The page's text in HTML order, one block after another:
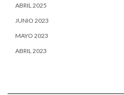
ABRIL 2025
JUNIO 2023
MAYO 2023
ABRIL 2023